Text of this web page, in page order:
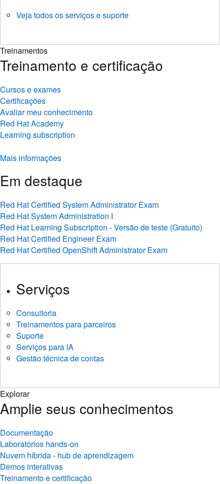
Veja todos os serviços e suporte
Treinamentos
Treinamento e certificação
Cursos e exames
Certificações
Avaliar meu conhecimento
Red Hat Academy
Learning subscription
Mais informações
Em destaque
Red Hat Certified System Administrator Exam
Red Hat System Administration I
Red Hat Learning Subscription - Versão de teste (Gratuito)
Red Hat Certified Engineer Exam
Red Hat Certified OpenShift Administrator Exam
Serviços
Consultoria
Treinamentos para parceiros
Suporte
Serviços para IA
Gestão técnica de contas
Explorar
Amplie seus conhecimentos
Documentação
Laboratórios hands-on
Nuvem híbrida - hub de aprendizagem
Demos interativas
Treinamento e certificação